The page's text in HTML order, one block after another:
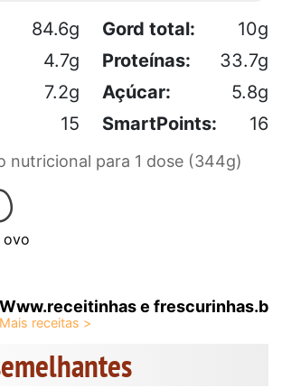
84.6g Gord total:
10g
4.7g Proteínas:
33.7g
7.2g Açúcar:
5.8g
15 SmartPoints: 16
nutricional para 1 dose (344g)
ovo
Www.receitinhas e frescurinhas.b